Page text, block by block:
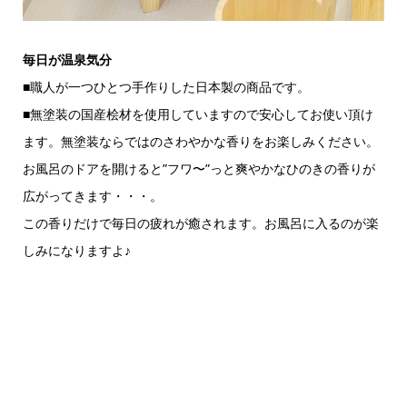
毎日が温泉気分
■職人が一つひとつ手作りした日本製の商品です。
■無塗装の国産桧材を使用していますので安心してお使い頂け
ます。無塗装ならではのさわやかな香りをお楽しみください。
お風呂のドアを開けると”フワ〜”っと爽やかなひのきの香りが
広がってきます・・・。
この香りだけで毎日の疲れが癒されます。お風呂に入るのが楽
しみになりますよ♪